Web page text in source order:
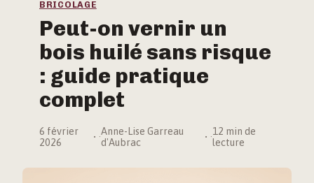
Jardinage
Maison & Déco
BRICOLAGE
Peut-on vernir un
bois huilé sans risque
: guide pratique
complet
6 février
2026
·Anne-Lise Garreau
d'Aubrac
·12 min de
lecture